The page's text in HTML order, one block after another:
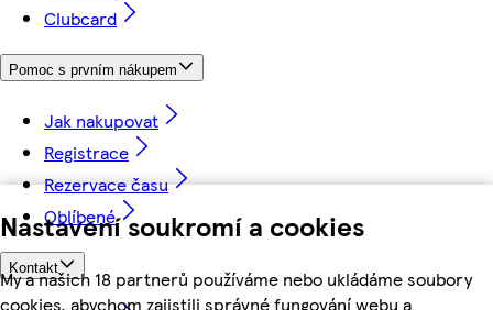
Nastavení soukromí a cookies
My a našich 18 partnerů používáme nebo ukládáme soubory
cookies, abychom zajistili správné fungování webu a
Clubcard
Pomoc s prvním nákupem
Jak nakupovat
Registrace
Rezervace času
Oblíbené
Kontakt